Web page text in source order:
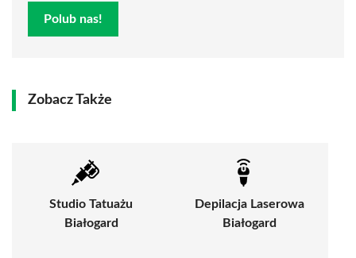
Polub nas!
Zobacz Także
Studio Tatuażu
Białogard
Depilacja Laserowa
Białogard